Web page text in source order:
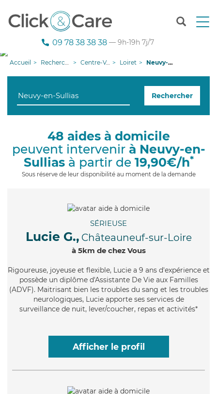
T
n
g
i
09 78 38 38 38 — 9h-19h 7j/7
Accueil Recherche aide à domicile Centre-Val de Loire Loiret Neuvy-en-Sullias
Rechercher
48 aides à domicile
peuvent intervenir à Neuvy-en-
Sulliasà partir de 19,90€/h*
Sous réserve de leur disponibilité au moment de la demande
SÉRIEUSE
Lucie G., Châteauneuf-sur-Loire
à 5km de chez Vous
Rigoureuse, joyeuse et flexible, Lucie a 9 ans d'expérience et
possède un diplôme d'Assistante De Vie aux Familles
(ADVF). Maitrisant bien les troubles du sang et les troubles
neurologiques, Lucie apporte ses services de
surveillance de nuit, lever/coucher, repas et activités*
Afficher le profil